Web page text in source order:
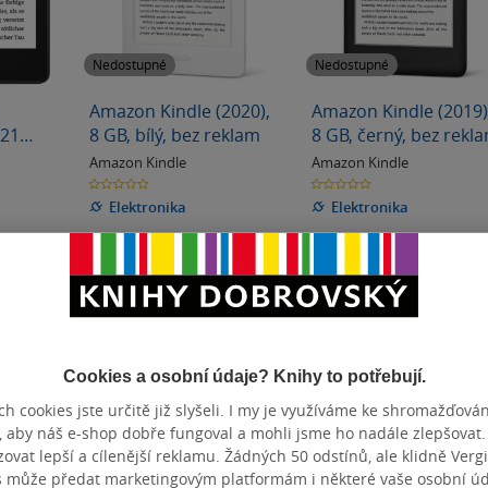
Nedostupné
Amazon Kindle (2020),
8 GB, bílý, bez reklam
Amazon Kindle
0.0
z
5
hvězdiček
Elektronika
Nedostupné
Nedostupné
Amazon Kindle (2019)
8 GB, černý, bez
Amazon Kindle
0.0
z
5
hvězdiček
Elektronika
Nedostupné
Cookies a osobní údaje? Knihy to potřebují.
cookies jste určitě již slyšeli. I my je využíváme ke
aby náš e-shop dobře fungoval a mohli jsme ho nadále zlepšovat.
lepší a cílenější reklamu. Žádných 50 odstínů, ale klidně
může předat marketingovým platformám i některé vaše osobní